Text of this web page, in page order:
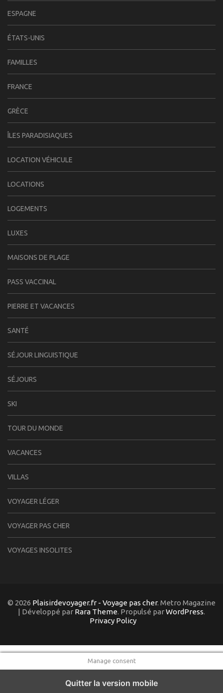
ESPAGNE
ÉTATS-UNIS
FAMILLES
FRANCE
GRÈCE
ÎLES PARADISIAQUES
LOCATION VÉHICULE
LOCATIONS
LOGEMENTS
LUXES
MAISONS DE PLAGE
PASS VACCINAL
PIERRE ET VACANCES
SANTÉ
SÉJOUR LINGUISTIQUE
SÉJOURS
SKI
TOUR DU MONDE
VACANCES
VILLAS
VOYAGER LÉGER
VOYAGER PAS CHER
VOYAGES INSOLITES
© 2026 Plaisirdevoyager.fr - Voyage pas cher. Metro Magazine
| Développé par Rara Theme. Propulsé parWordPress.
Privacy Policy
Manage consent
Quitter la version mobile